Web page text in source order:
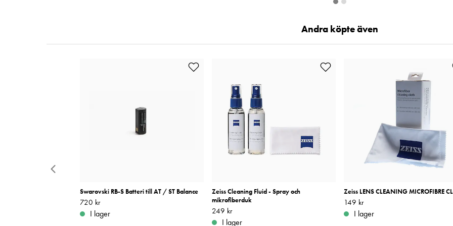
Andra köpte även
Swarovski RB-S Batteri till AT / ST Balance
Pris: 720 kr
720 kr
I lager
Zeiss Cleaning Fluid - Spray och
mikrofiberduk
Pris: 249 kr
249 kr
I lager
Zeiss LENS CLEANING MICROFIBRE
Pris: 149 kr
149 kr
I lager